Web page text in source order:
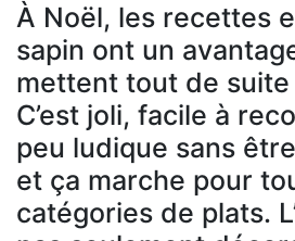
À Noël, les recettes
sapin ont un
mettent tout de suite
C’est joli, facile à
peu ludique sans
et ça marche pour
catégories de plats.